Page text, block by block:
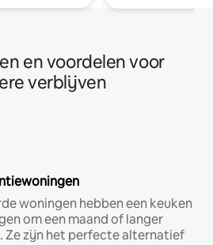
en voordelen voor
verblijven
woningen hebben een keuken
om een maand of langer
Ze zijn het perfecte alternatief